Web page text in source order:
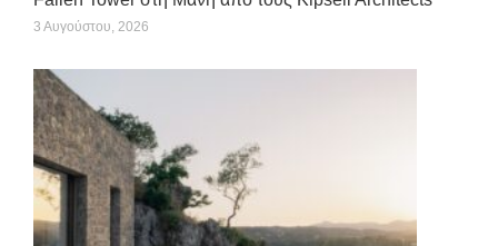
3 Αυγούστου, 2026